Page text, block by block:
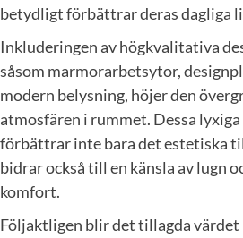
betydligt förbättrar deras dagliga
Inkluderingen av högkvalitativa
såsom marmorarbetsytor,
modern belysning, höjer den
atmosfären i rummet. Dessa
förbättrar inte bara det estetiska
bidrar också till en känsla av lugn
komfort.
Följaktligen blir det tillagda värdet